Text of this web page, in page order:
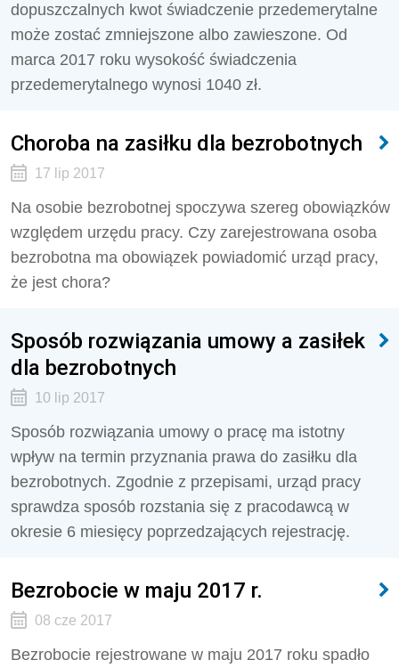
dopuszczalnych kwot świadczenie przedemerytalne
może zostać zmniejszone albo zawieszone. Od
marca 2017 roku wysokość świadczenia
przedemerytalnego wynosi 1040 zł.
Choroba na zasiłku dla bezrobotnych
17 lip 2017
Na osobie bezrobotnej spoczywa szereg obowiązków
względem urzędu pracy. Czy zarejestrowana osoba
bezrobotna ma obowiązek powiadomić urząd pracy,
że jest chora?
Sposób rozwiązania umowy a zasiłek
dla bezrobotnych
10 lip 2017
Sposób rozwiązania umowy o pracę ma istotny
wpływ na termin przyznania prawa do zasiłku dla
bezrobotnych. Zgodnie z przepisami, urząd pracy
sprawdza sposób rozstania się z pracodawcą w
okresie 6 miesięcy poprzedzających rejestrację.
Bezrobocie w maju 2017 r.
08 cze 2017
Bezrobocie rejestrowane w maju 2017 roku spadło